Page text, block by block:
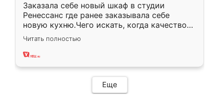
Заказала себе новый шкаф в студии
Ренессанс где ранее заказывала себе
новую кухню.Чего искать, когда качеством
вполне довольна. Служит кухня уже почти
два года, нареканий нет.
Читать полностью
Еще